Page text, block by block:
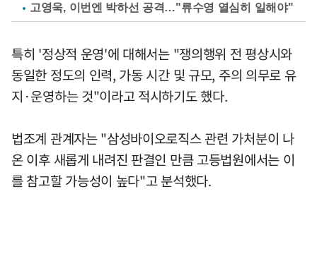
고영욱, 이번엔 박하선 공격…"류수영 열심히 일해야"
특히 '정상적 운영'에 대해서는 "쟁의행위 전 평상시와
동일한 정도의 인력, 가동 시간 및 규모, 주의 의무로 유
지·운영하는 것"이라고 적시하기도 했다.
법조계 관계자는 "삼성바이오로직스 관련 가처분이 나
온 이후 새롭게 내려진 판결인 만큼 고등법원에서는 이
를 참고할 가능성이 높다"고 분석했다.